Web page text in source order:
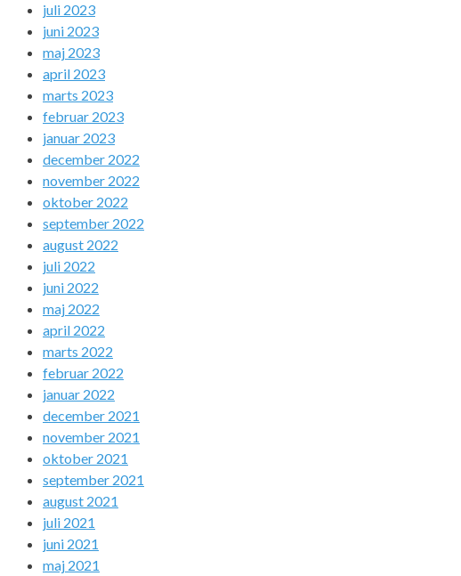
juli 2023
juni 2023
maj 2023
april 2023
marts 2023
februar 2023
januar 2023
december 2022
november 2022
oktober 2022
september 2022
august 2022
juli 2022
juni 2022
maj 2022
april 2022
marts 2022
februar 2022
januar 2022
december 2021
november 2021
oktober 2021
september 2021
august 2021
juli 2021
juni 2021
maj 2021